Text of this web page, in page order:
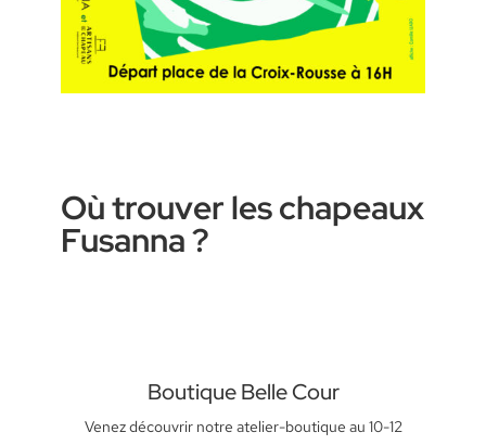
Où trouver les chapeaux
Fusanna ?
Boutique Belle Cour
Venez découvrir notre atelier-boutique au 10-12